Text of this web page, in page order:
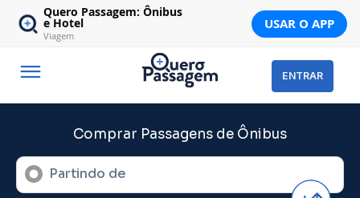
Quero Passagem: Ônibus
e Hotel
Viagem
USAR O APP
ENTRAR
Comprar Passagens de Ônibus
Partindo de